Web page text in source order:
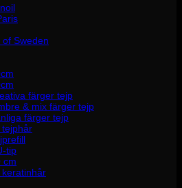
Sweden
färger tejp
& mix färger tejp
färger tejp
tejphår
tip
cm